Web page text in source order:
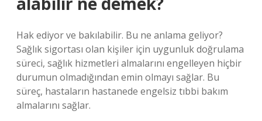
Hak ediyor ve bakılabilir. Bu ne anlama geliyor?
Sağlık sigortası olan kişiler için uygunluk doğrulama
süreci, sağlık hizmetleri almalarını engelleyen hiçbir
durumun olmadığından emin olmayı sağlar. Bu
süreç, hastaların hastanede engelsiz tıbbi bakım
almalarını sağlar.